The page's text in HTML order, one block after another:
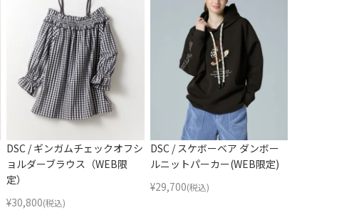
DSC / ギンガムチェックオフシ
ョルダーブラウス（WEB限
定）
¥30,800(税込)
DSC / スケボーベア ダンボー
ルニットパーカー(WEB限定)
¥29,700(税込)